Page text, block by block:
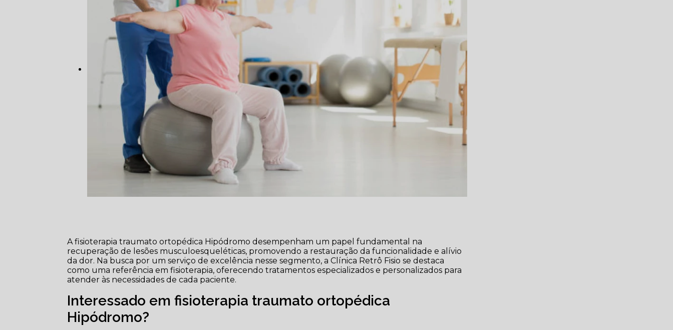
A fisioterapia traumato ortopédica Hipódromo desempenham um papel fundamental na
recuperação de lesões musculoesqueléticas, promovendo a restauração da funcionalidade e alívio
da dor. Na busca por um serviço de excelência nesse segmento, a Clínica Retrô Fisio se destaca
como uma referência em fisioterapia, oferecendo tratamentos especializados e personalizados para
atender às necessidades de cada paciente.
Interessado em fisioterapia traumato ortopédica
Hipódromo?